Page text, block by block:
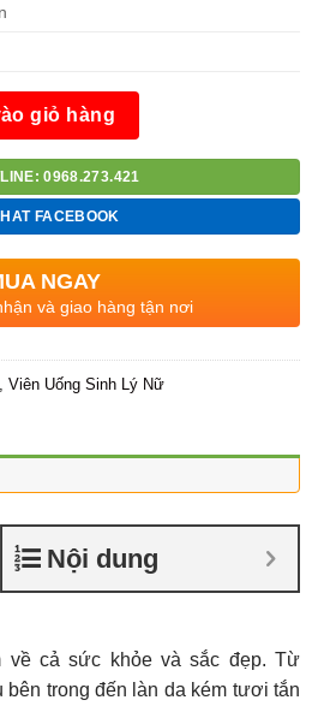
giỏ hàng
0968.273.421
FACEBOOK
NGAY
và giao hàng tận nơi
Viên Uống Sinh Lý Nữ
Nội dung
về cả sức khỏe và sắc đẹp. Từ
bên trong đến làn da kém tươi tắn